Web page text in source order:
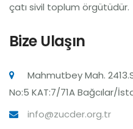
çatı sivil toplum örgütüdür.
Bize Ulaşın
Mahmutbey Mah.
No:5 KAT:7/71A Bağcılar/
info@zucder.org.tr